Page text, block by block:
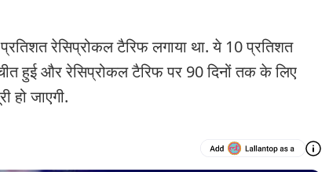
रेसिप्रोकल टैरिफ लगाया था. ये 10 प्रतिशत
हुई और रेसिप्रोकल टैरिफ पर 90 दिनों तक के लिए
हो जाएगी.